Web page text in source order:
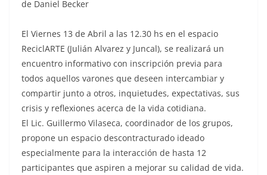
de Daniel Becker
El Viernes 13 de Abril a las 12.30 hs en el espacio
ReciclARTE (Julián Alvarez y Juncal), se realizará un
encuentro informativo con inscripción previa para
todos aquellos varones que deseen intercambiar y
compartir junto a otros, inquietudes, expectativas, sus
crisis y reflexiones acerca de la vida cotidiana.
El Lic. Guillermo Vilaseca, coordinador de los grupos,
propone un espacio descontracturado ideado
especialmente para la interacción de hasta 12
participantes que aspiren a mejorar su calidad de vida.